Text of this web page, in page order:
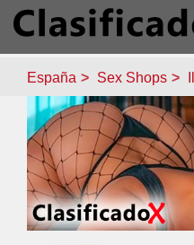
España Sex Shops